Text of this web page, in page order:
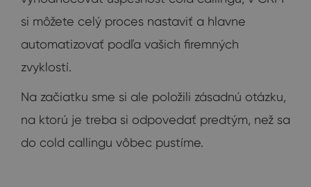
si môžete celý proces nastaviť a hlavne
automatizovať podľa vašich firemných
zvyklostí.
Na začiatku sme si ale položili zásadnú otázku,
na ktorú je treba si odpovedať predtým, než sa
do cold callingu vôbec pustíme.